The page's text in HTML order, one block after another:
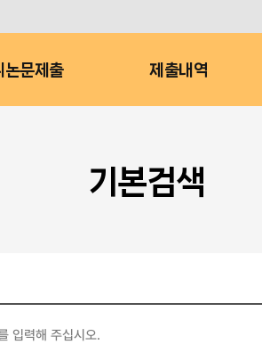
논문제출 제출내역
기본검색